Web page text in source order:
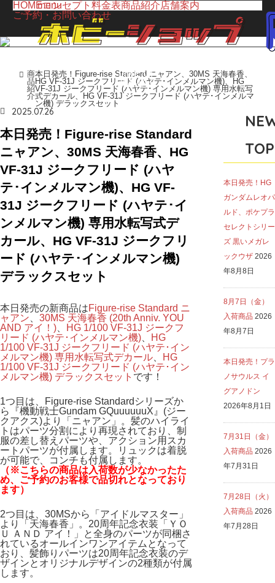
menu
HOMEコンセプト 料金表商品紹介店舗案内
ご予約・お問い合わせ
LINE UP
商品紹介
ホーム
商
品
紹
介
本日発売！Figure-rise Standard ニャアン、30MS 天海春香、
HG VF-31J ジークフリード (ハヤテ･インメルマン機)、HG
VF-31J ジークフリード (ハヤテ･インメルマン機) 専用水転写
式デカール、HG VF-31J ジークフリード (ハヤテ･インメルマ
ン機) デラックスセット
2025.07.26
本日発売！Figure-rise Standard
ニャアン、30MS 天海春香、HG
VF-31J ジークフリード (ハヤ
テ･インメルマン機)、HG VF-
31J ジークフリード (ハヤテ･イ
ンメルマン機) 専用水転写式デ
カール、HG VF-31J ジークフリ
ード (ハヤテ･インメルマン機)
デラックスセット
本日発売の新商品はFigure-rise Standard ニ
ャアン
30MS 天海春香 (20th Anniv. YOU
AND アイ！)
HG 1/100 VF-31J ジークフ
リード (ハヤテ･インメルマン機)
HG
1/100 VF-31J ジークフリード (ハヤテ･イン
メルマン機) 専用水転写式デカール
HG
1/100 VF-31J ジークフリード (ハヤテ･イン
メルマン機) デラックスセット です！
1つ目は、Figure-rise Standardシリーズか
ら『機動戦士Gundam GQuuuuuuX』(ジー
クアクス)より「ニャアン」。髪のハイライ
トはパーツ分割により再現されており、制
服の差し替えパーツや、アクション用スカ
ートパーツが付属します。リュックは着脱
が可能で、コンチも付属します。
（※こちらの商品は入荷数が少なかったた
め、ご予約のお客様で品切れとなっており
ます）
2つ目は、30MSから「アイドルマスター」
より「天海春香」。20周年記念衣装「ＹＯ
Ｕ ＡＮＤ アイ！」と全身のパーツが同梱さ
れているオールインワンアイテムとなって
おり、髪飾りパーツは20周年記念衣装のデ
ザインとオリジナルデザインの2種類が付属
します。
本日発売！HG
ガンダムレオパ
ルド、ポケプラ
セレクトシリー
ズ 黒いメガレ
ックウザ 2026
年8月8日
8月7日（金）
入荷商品 2026
年8月7日
本日発売！プラ
ノサウルス イ
グアノドン
2026年8月1日
7月31日（金）
入荷商品 2026
年7月31日
7月28日（火）
入荷商品 2026
年7月28日